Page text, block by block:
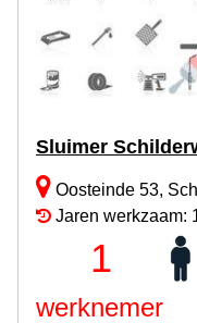
Sluimer
Oosteinde 53,
Jaren werkzaam:
1
werknemer